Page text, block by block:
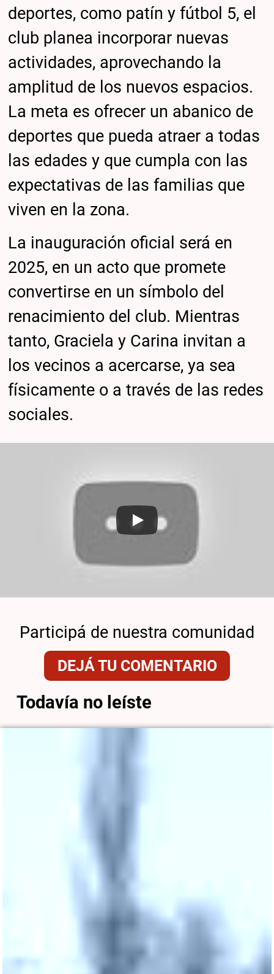
deportes, como patín y fútbol 5, el
club planea incorporar nuevas
actividades, aprovechando la
amplitud de los nuevos espacios.
La meta es ofrecer un abanico de
deportes que pueda atraer a todas
las edades y que cumpla con las
expectativas de las familias que
viven en la zona.
La inauguración oficial será en
2025, en un acto que promete
convertirse en un símbolo del
renacimiento del club. Mientras
tanto, Graciela y Carina invitan a
los vecinos a acercarse, ya sea
físicamente o a través de las redes
sociales.
Participá de nuestra comunidad
DEJÁ TU COMENTARIO
Todavía no leíste